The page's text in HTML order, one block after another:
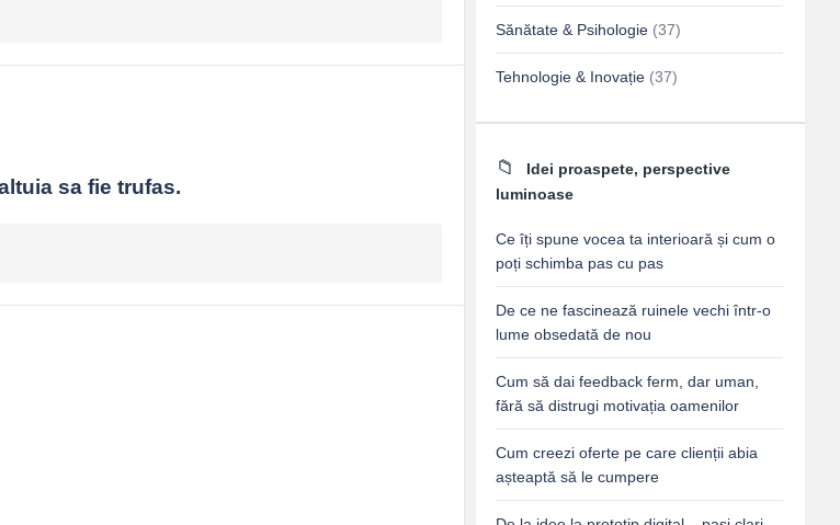
sa fie trufas.
Sănătate & Psihologie (37)
Tehnologie & Inovație (37)
Idei proaspete, perspective
luminoase
Ce îți spune vocea ta interioară și cum o
poți schimba pas cu pas
De ce ne fascinează ruinele vechi într-o
lume obsedată de nou
Cum să dai feedback ferm, dar uman,
fără să distrugi motivația oamenilor
Cum creezi oferte pe care clienții abia
așteaptă să le cumpere